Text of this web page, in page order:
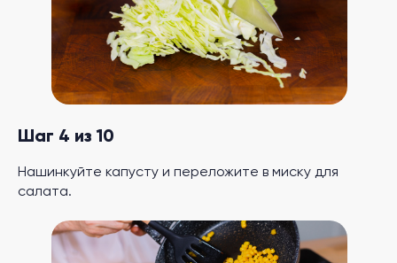
Шаг 4 из 10
Нашинкуйте капусту и переложите в миску для
салата.